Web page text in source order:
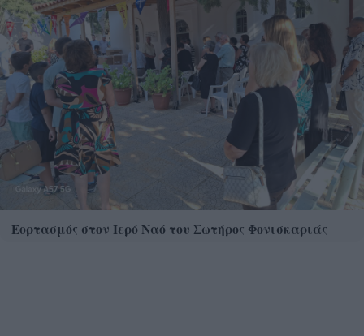
Εορτασμός στον Ιερό Ναό του Σωτήρος Φονισκαριάς